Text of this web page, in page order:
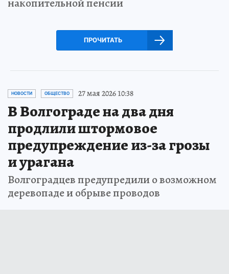
накопительной пенсии
ПРОЧИТАТЬ
НОВОСТИ ОБЩЕСТВО 27 мая 2026 10:38
В Волгограде на два дня
продлили штормовое
предупреждение из-за грозы
и урагана
Волгоградцев предупредили о возможном
деревопаде и обрыве проводов